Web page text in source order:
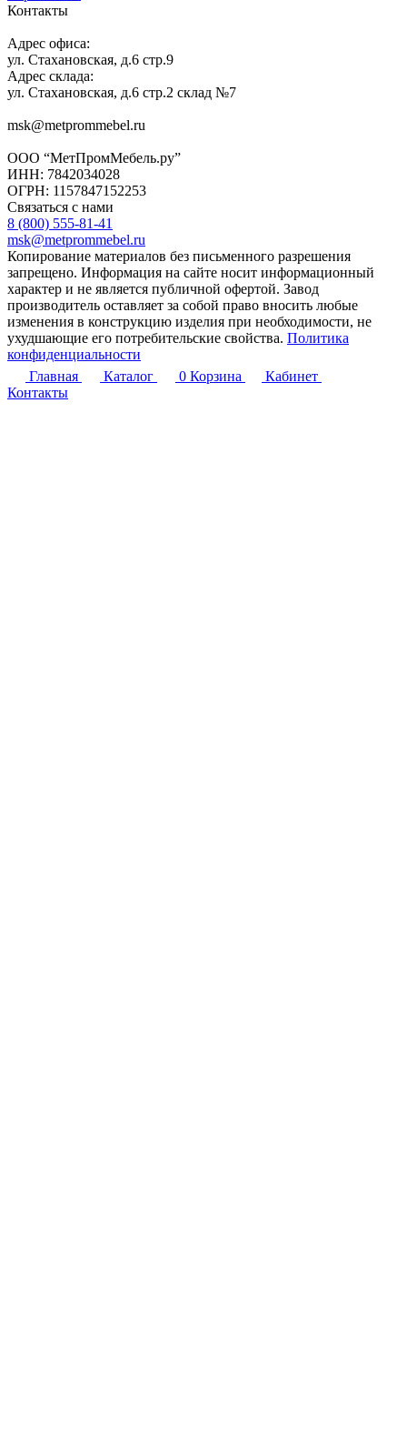
Контакты
Адрес офиса:
ул. Стахановская, д.6 стр.9
Адрес склада:
ул. Стахановская, д.6 стр.2 склад №7
msk@metprommebel.ru
ООО “МетПромМебель.ру”
ИНН: 7842034028
ОГРН: 1157847152253
Связаться с нами
8 (800) 555-81-41
msk@metprommebel.ru
Копирование материалов без письменного разрешения
запрещено. Информация на сайте носит информационный
характер и не является публичной офертой. Завод
производитель оставляет за собой право вносить любые
изменения в конструкцию изделия при необходимости, не
ухудшающие его потребительские свойства. Политика
конфиденциальности
Главная
Каталог 0 Корзина
Кабинет
Контакты